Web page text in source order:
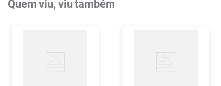
Quem viu, viu também